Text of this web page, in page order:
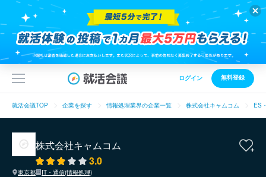
ログイン 無料登録
就活会議TOP 企業を探す 情報処理業界の企業一覧 株式会社キャムコム ES
株式会社キャムコム
3.0
東京都
IT・通信(情報処理)